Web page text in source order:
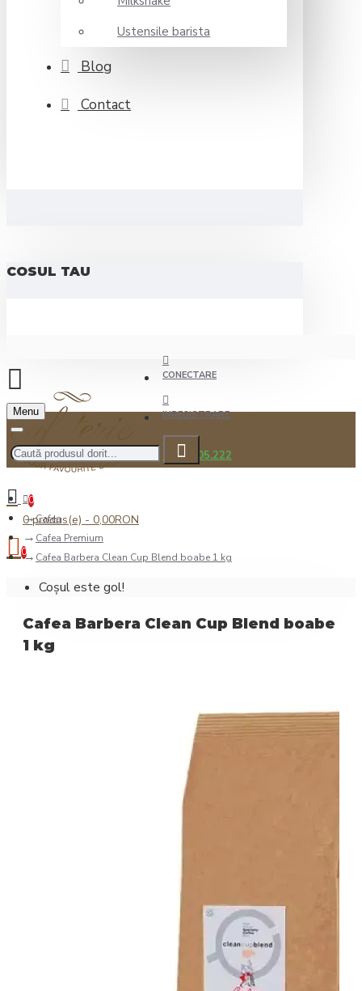
Ustensile barista
Blog
Contact
COSUL TAU
CONECTARE
INREGISTRARE
0722.505.222
Menu
0
0 produs(e) - 0,00RON
0
Coșul este gol!
Cafea
Cafea Premium
Cafea Barbera Clean Cup Blend boabe 1 kg
Cafea Barbera Clean Cup Blend boabe
1 kg